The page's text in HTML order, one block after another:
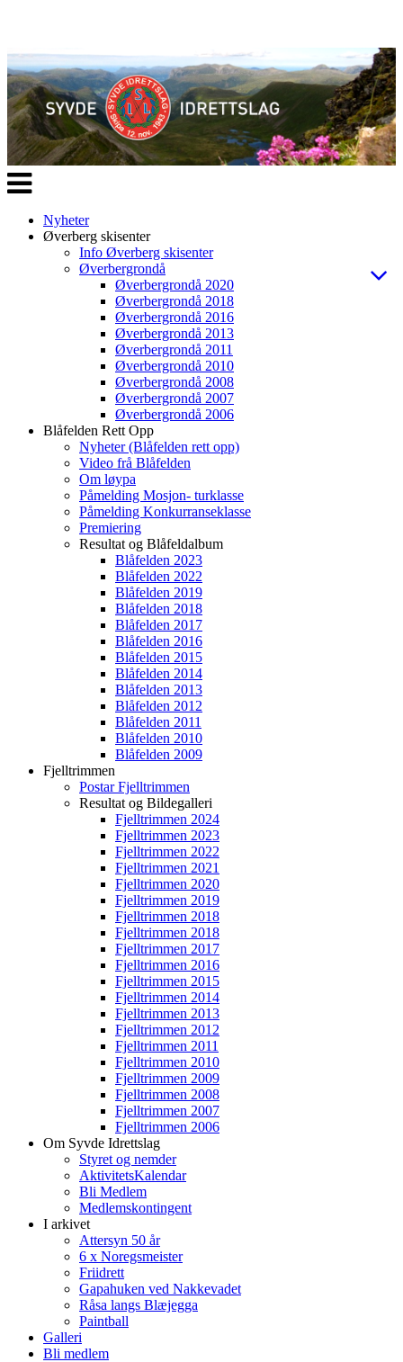
Veksle
navigasjon
Nyheter
Øverberg skisenter
Info Øverberg skisenter
Øverbergrondå
Øverbergrondå 2020
Øverbergrondå 2018
Øverbergrondå 2016
Øverbergrondå 2013
Øverbergrondå 2011
Øverbergrondå 2010
Øverbergrondå 2008
Øverbergrondå 2007
Øverbergrondå 2006
Blåfelden Rett Opp
Nyheter (Blåfelden rett opp)
Video frå Blåfelden
Om løypa
Påmelding Mosjon- turklasse
Påmelding Konkurranseklasse
Premiering
Resultat og Blåfeldalbum
Blåfelden 2023
Blåfelden 2022
Blåfelden 2019
Blåfelden 2018
Blåfelden 2017
Blåfelden 2016
Blåfelden 2015
Blåfelden 2014
Blåfelden 2013
Blåfelden 2012
Blåfelden 2011
Blåfelden 2010
Blåfelden 2009
Fjelltrimmen
Postar Fjelltrimmen
Resultat og Bildegalleri
Fjelltrimmen 2024
Fjelltrimmen 2023
Fjelltrimmen 2022
Fjelltrimmen 2021
Fjelltrimmen 2020
Fjelltrimmen 2019
Fjelltrimmen 2018
Fjelltrimmen 2018
Fjelltrimmen 2017
Fjelltrimmen 2016
Fjelltrimmen 2015
Fjelltrimmen 2014
Fjelltrimmen 2013
Fjelltrimmen 2012
Fjelltrimmen 2011
Fjelltrimmen 2010
Fjelltrimmen 2009
Fjelltrimmen 2008
Fjelltrimmen 2007
Fjelltrimmen 2006
Om Syvde Idrettslag
Styret og nemder
AktivitetsKalendar
Bli Medlem
Medlemskontingent
I arkivet
Attersyn 50 år
6 x Noregsmeister
Friidrett
Gapahuken ved Nakkevadet
Råsa langs Blæjegga
Paintball
Galleri
Bli medlem